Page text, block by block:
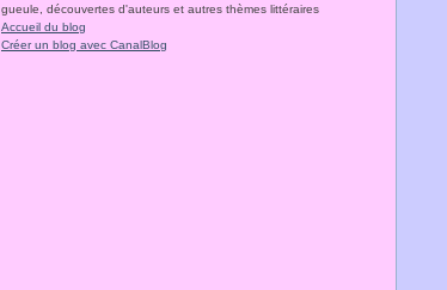
gueule, découvertes d'auteurs et autres thèmes littéraires
Accueil du blog
Créer un blog avec CanalBlog